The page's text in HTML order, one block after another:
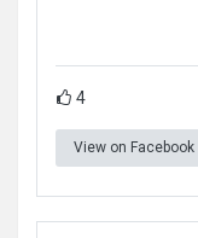
4
View on Facebook